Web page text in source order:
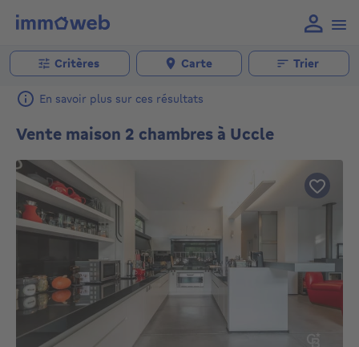
Critères Carte Trier
En savoir plus sur ces résultats
Vente maison 2 chambres à Uccle